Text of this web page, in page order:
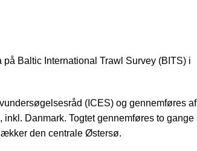
Baltic International Trawl Survey (BITS) i
(ICES) og gennemføres af
Danmark. Togtet gennemføres to gange
den centrale Østersø.